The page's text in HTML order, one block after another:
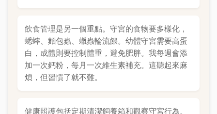
飲食管理是另一個重點。守宮的食物要多樣化，
蟋蟀、麵包蟲、蠟蟲輪流餵。幼體守宮需要高蛋
白，成體則要控制體重，避免肥胖。我每週會添
加一次鈣粉，每月一次維生素補充。這聽起來麻
煩，但習慣了就不難。
健康照護包括定期清潔飼養箱和觀察守宮行為。